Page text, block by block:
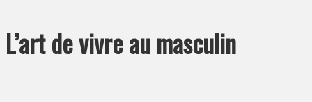
L’art de vivre au masculin